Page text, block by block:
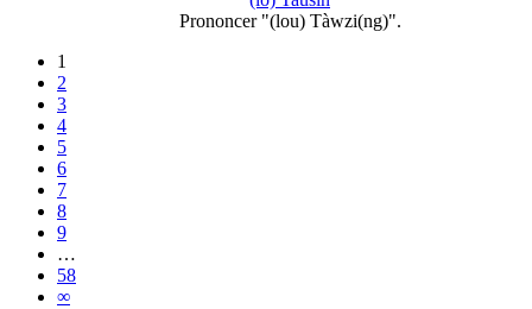
Prononcer "(lou) Tàwzi(ng)".
1
2
3
4
5
6
7
8
9
…
58
∞